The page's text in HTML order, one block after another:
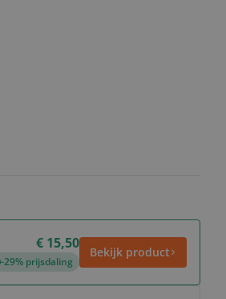
€ 15,50
-29% prijsdaling
Bekijk product